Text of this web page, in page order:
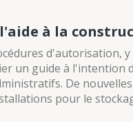
à la
d'autorisation,
un guide à l'intention
De
pour le